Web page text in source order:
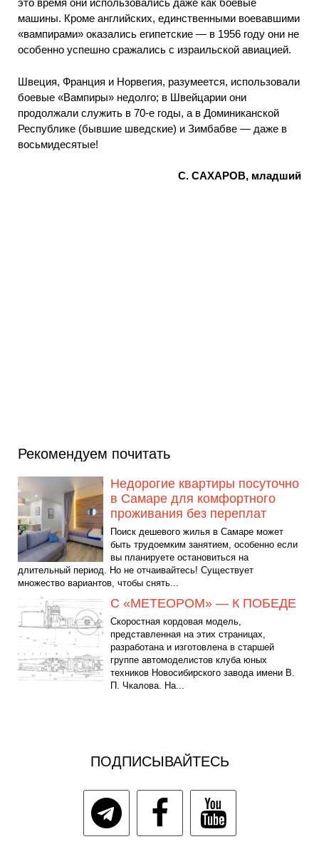
это время они использовались даже как боевые
машины. Кроме английских, единственными воевавшими
«вампирами» оказались египетские — в 1956 году они не
особенно успешно сражались с израильской авиацией.
Швеция, Франция и Норвегия, разумеется, использовали
боевые «Вампиры» недолго; в Швейцарии они
продолжали служить в 70-е годы, а в Доминиканской
Республике (бывшие шведские) и Зимбабве — даже в
восьмидесятые!
С. САХАРОВ, младший
Рекомендуем почитать
Недорогие квартиры посуточно
в Самаре для комфортного
проживания без переплат
Поиск дешевого жилья в Самаре может
быть трудоемким занятием, особенно если
вы планируете остановиться на
длительный период. Но не отчаивайтесь! Существует
множество вариантов, чтобы снять...
С «МЕТЕОРОМ» — К ПОБЕДЕ
Скоростная кордовая модель,
представленная на этих страницах,
разработана и изготовлена в старшей
группе автомоделистов клуба юных
техников Новосибирского завода имени В.
П. Чкалова. На...
ПОДПИСЫВАЙТЕСЬ